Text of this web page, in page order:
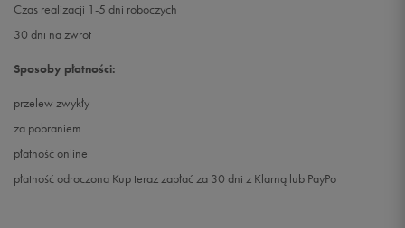
Czas realizacji 1-5 dni roboczych
30 dni na zwrot
Sposoby płatności:
przelew zwykły
za pobraniem
płatność online
płatność odroczona Kup teraz zapłać za 30 dni z Klarną lub PayPo